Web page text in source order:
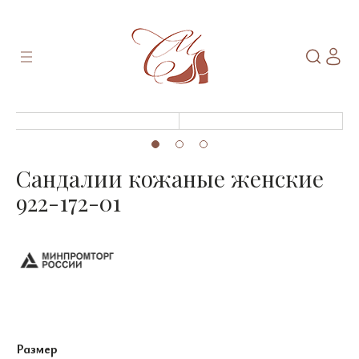
Сандалии кожаные женские
922-172-01
Размер